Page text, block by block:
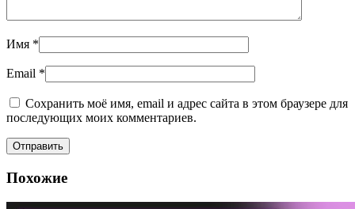
Имя *
Email *
Сохранить моё имя, email и адрес сайта в этом браузере для
последующих моих комментариев.
Похожие